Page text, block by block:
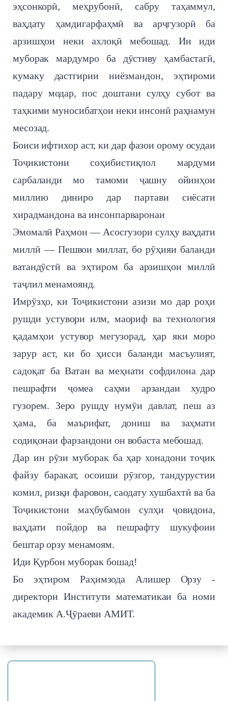
эҳсонкорӣ, меҳрубонӣ, сабру таҳаммул,
ваҳдату ҳамдигарфаҳмӣ ва арҷгузорӣ ба
арзишҳои неки ахлоқӣ мебошад. Ин иди
муборак мардумро ба дӯстиву ҳамбастагӣ,
кумаку дастгирии ниёзмандон, эҳтироми
падару модар, пос доштани сулҳу субот ва
таҳкими муносибатҳои неки инсонӣ раҳнамун
месозад.
Боиси ифтихор аст, ки дар фазои орому осудаи
Тоҷикистони соҳибистиқлол мардуми
сарбаланди мо тамоми ҷашну ойинҳои
миллию диниро дар партави сиёсати
хирадмандона ва инсонпарваронаи
Эмомалӣ Раҳмон — Асосгузори сулҳу ваҳдати
миллӣ — Пешвои миллат, бо рӯҳияи баланди
ватандӯстӣ ва эҳтиром ба арзишҳои миллӣ
таҷлил менамоянд.
Имрӯзҳо, ки Тоҷикистони азизи мо дар роҳи
рушди устувори илм, маориф ва технология
қадамҳои устувор мегузорад, ҳар яки моро
зарур аст, ки бо ҳисси баланди масъулият,
садоқат ба Ватан ва меҳнати софдилона дар
пешрафти ҷомеа саҳми арзандаи худро
гузорем. Зеро рушду нумӯи давлат, пеш аз
ҳама, ба маърифат, дониш ва заҳмати
содиқонаи фарзандони он вобаста мебошад.
Дар ин рӯзи муборак ба ҳар хонадони тоҷик
файзу баракат, осоиши рӯзгор, тандурустии
комил, ризқи фаровон, саодату хушбахтӣ ва ба
Тоҷикистони маҳбубамон сулҳи ҷовидона,
ваҳдати пойдор ва пешрафту шукуфоии
бештар орзу менамоям.
Иди Қурбон муборак бошад!
Бо эҳтиром Раҳимзода Алишер Орзу -
директори Институти математикаи ба номи
академик А.Ҷӯраеви АМИТ.